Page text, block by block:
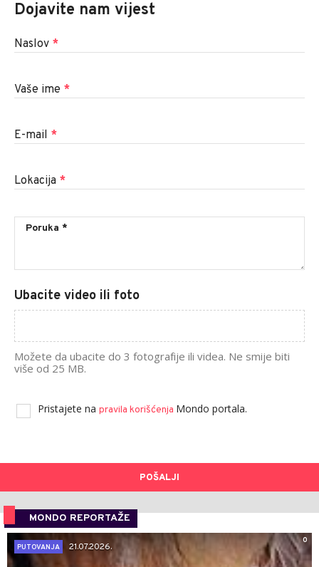
Dojavite nam vijest
Naslov *
Vaše ime *
E-mail *
Lokacija *
Ubacite video ili foto
Možete da ubacite do 3 fotografije ili videa. Ne smije biti
više od 25 MB.
Pristajete na pravila korišćenja Mondo portala.
POŠALJI
MONDO REPORTAŽE
0
PUTOVANJA
21.07.2026.